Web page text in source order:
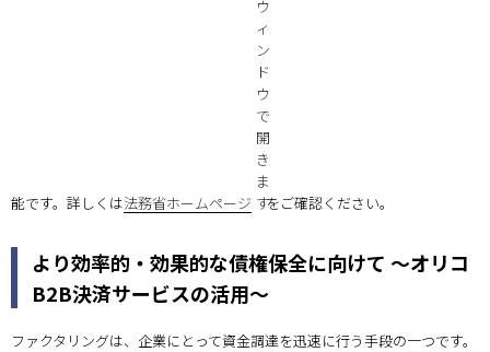
能です。詳しくは法務省ホームページ をご確認ください。
より効率的・効果的な債権保全に向けて ～オリコ
B2B決済サービスの活用～
ファクタリングは、企業にとって資金調達を迅速に行う手段の一つです。